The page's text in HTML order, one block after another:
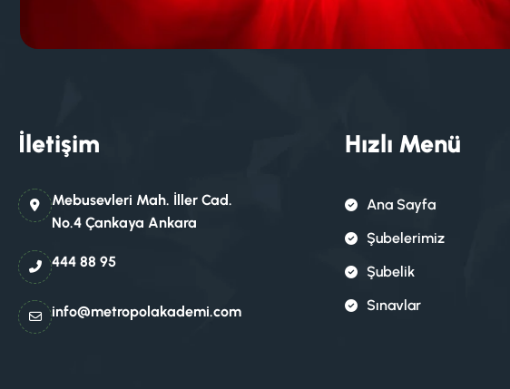
İletişim
Mebusevleri Mah. İller Cad.
No.4 Çankaya Ankara
444 88 95
info@metropolakademi.com
Hızlı Menü
Ana Sayfa
Şubelerimiz
Şubelik
Sınavlar